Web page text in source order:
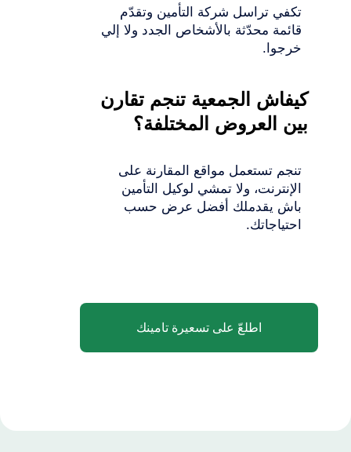
تكفي تراسل شركة التأمين وتقدّم
قائمة محدّثة بالأشخاص الجدد ولا إلي
خرجوا.
كيفاش الجمعية تنجم تقارن
بين العروض المختلفة؟
تنجم تستعمل مواقع المقارنة على
الإنترنت، ولا تمشي لوكيل التأمين
باش يقدملك أفضل عرض حسب
احتياجاتك.
اطلعّ على تسعيرة تامينك